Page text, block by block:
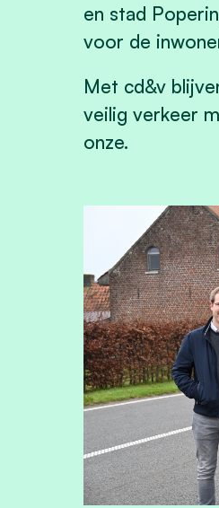
en stad
voor de
Met cd&v
veilig verkeer
onze.